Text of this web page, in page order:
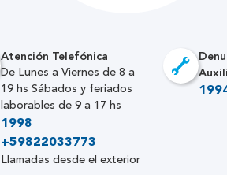
Atención Telefónica
De Lunes a Viernes de 8 a
19 hs Sábados y feriados
laborables de 9 a 17 hs
1998
+59822033773
Llamadas desde el exterior